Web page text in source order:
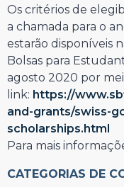
Os critérios de
a chamada para o
estarão disponíveis
Bolsas para
agosto 2020 por
link: https://
and-grants/swiss-
scholarships.html
Para mais
CATEGORIAS DE